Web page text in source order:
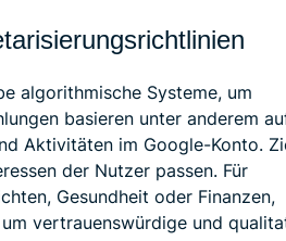
algorithmische Systeme, um
basieren unter anderem
Aktivitäten im Google-Konto.
der Nutzer passen. Für
Gesundheit oder Finanzen,
vertrauenswürdige und